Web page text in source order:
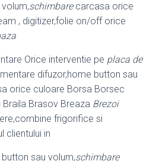
schimbarecarcasa orice
, digitizer,folie on/off orice
Orice interventie pe placa de
difuzor,home button sau
orice culoare Borsa Borsec
Brasov Breaza Brezoi
frigorifice si
clientului in
sau volum,schimbare